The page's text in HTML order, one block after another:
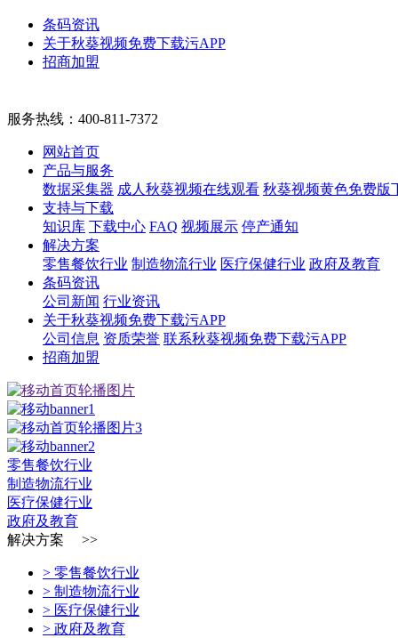
条码资讯
关于秋葵视频免费下载污APP
招商加盟
服务热线： 400-811-7372
网站首页
产品与服务
数据采集器 成人秋葵视频在线观看 秋葵视频黄色免费版
支持与下载
知识库 下载中心 FAQ 视频展示 停产通知
解决方案
零售餐饮行业 制造物流行业 医疗保健行业 政府及教育
条码资讯
公司新闻 行业资讯
关于秋葵视频免费下载污APP
公司信息 资质荣誉 联系秋葵视频免费下载污APP
招商加盟
零售餐饮行业
制造物流行业
医疗保健行业
政府及教育
解决方案 >>
> 零售餐饮行业
> 制造物流行业
> 医疗保健行业
> 政府及教育